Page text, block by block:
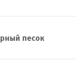
песок